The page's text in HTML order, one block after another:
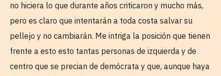
no hiciera lo que durante años criticaron y mucho más,
pero es claro que intentarán a toda costa salvar su
pellejo y no cambiarán. Me intriga la posición que tienen
frente a esto esto tantas personas de izquierda y de
centro que se precian de demócrata y que, aunque haya